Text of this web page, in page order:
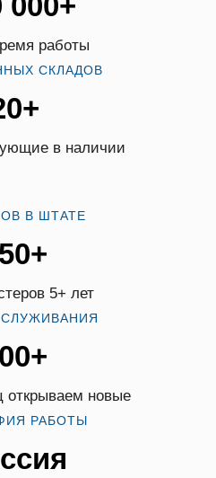
работы
СКЛАДОВ
в наличии
В ШТАТЕ
5+ лет
новые
РАБОТЫ